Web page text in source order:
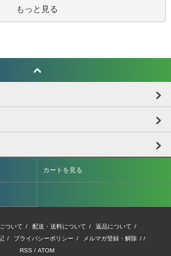
もっと見る
カートを見る
ついて / 配送・送料について / 返品について /
/ プライバシーポリシー / メルマガ登録・解除 / /
RSS / ATOM